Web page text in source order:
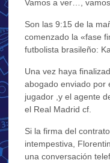
Vamos a ver…,
Son las 9:15 de la
comenzado la «fase
futbolista brasileño:
Una vez haya
abogado enviado por
jugador ,y el agente
el Real Madrid cf.
Si la firma del
intempestiva,
una conversación